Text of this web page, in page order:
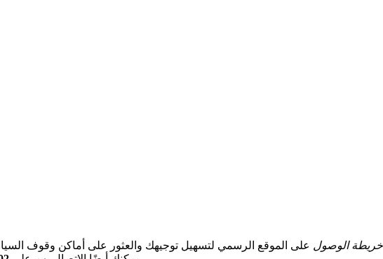
خريطة الوصول على الموقع الرسمي لتسهيل توجيهك والعثور على أماكن وقوف